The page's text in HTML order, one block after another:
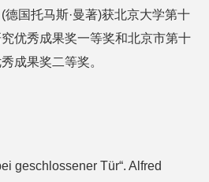
国托马斯·曼著)获北京大学第十
优秀成果奖一等奖和北京市第十
成果奖二等奖。
geschlossener Tür“. Alfred